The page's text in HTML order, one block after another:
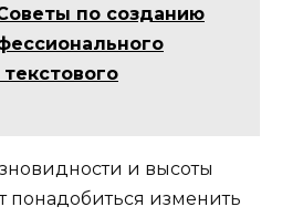
по созданию
и высоты
понадобиться изменить